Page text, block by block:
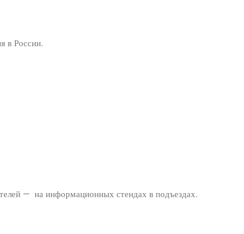
в России.
— на информационных стендах в подъездах.